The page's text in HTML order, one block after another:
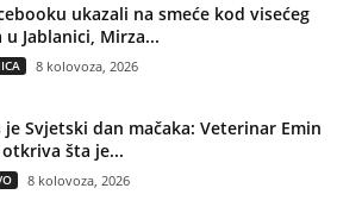
ukazali na smeće kod visećeg
u Jablanici, Mirza...
8 kolovoza, 2026
je Svjetski dan mačaka: Veterinar Emin
otkriva šta je...
8 kolovoza, 2026